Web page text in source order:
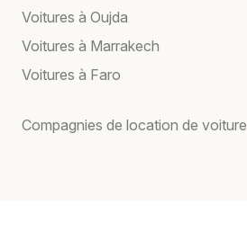
Voitures à Oujda
Voitures à Marrakech
Voitures à Faro
Compagnies de location de voiture